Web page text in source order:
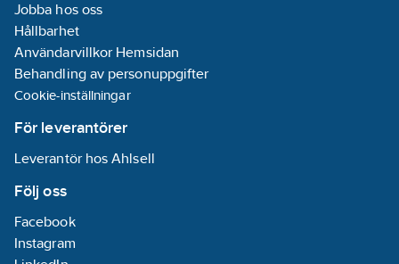
dB(A)
Köldmedium: R32
Elmatning: 400V
3~+N+T
Artikelnummer: 6118064
Lev. artikelnr: 6118064
Jobba hos oss
Hållbarhet
Användarvillkor Hemsidan
Behandling av personuppgifter
Cookie-inställningar
För leverantörer
Leverantör hos Ahlsell
Följ oss
Facebook
Instagram